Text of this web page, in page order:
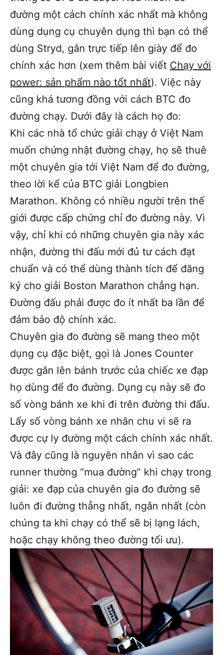
đường một cách chính xác nhất mà không
dùng dụng cụ chuyên dụng thì bạn có thể
dùng Stryd, gắn trực tiếp lên giày để đo
chính xác hơn (xem thêm bài viết Chạy với
power: sản phẩm nào tốt nhất). Việc này
cũng khá tương đồng với cách BTC đo
đường chạy. Dưới đây là cách họ đo:
Khi các nhà tổ chức giải chạy ở Việt Nam
muốn chứng nhật đường chạy, họ sẽ thuê
một chuyên gia tới Việt Nam để đo đường,
theo lời kể của BTC giải Longbien
Marathon. Không có nhiều người trên thế
giới được cấp chứng chỉ đo đường này. Vì
vậy, chỉ khi có những chuyên gia này xác
nhận, đường thi đấu mới đủ tư cách đạt
chuẩn và có thể dùng thành tích để đăng
ký cho giải Boston Marathon chẳng hạn.
Đường đấu phải được đo ít nhất ba lần để
đảm bảo độ chính xác.
Chuyên gia đo đường sẽ mang theo một
dụng cụ đặc biệt, gọi là Jones Counter
được gắn lên bánh trước của chiếc xe đạp
họ dùng để đo đường. Dụng cụ này sẽ đo
số vòng bánh xe khi đi trên đường thi đấu.
Lấy số vòng bánh xe nhân chu vi sẽ ra
được cự ly đường một cách chính xác nhất.
Và đây cũng là nguyên nhân vì sao các
runner thường “mua đường” khi chạy trong
giải: xe đạp của chuyên gia đo đường sẽ
luôn đi đường thẳng nhất, ngắn nhất (còn
chúng ta khi chạy có thể sẽ bị lạng lách,
hoặc chạy không theo đường tối ưu).